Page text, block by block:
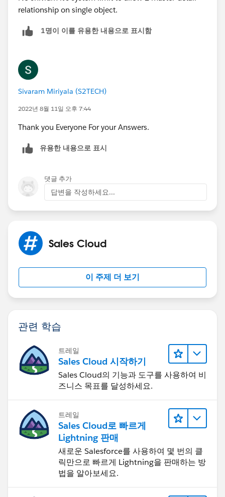
relationship on single object.
1명이 이를 유용한 내용으로 표시함
Sivaram Miriyala (S2TECH)
2022년 8월 11일 오후 7:44
Thank you Everyone For your Answers.
유용한 내용으로 표시
댓글 추가
답변을 작성하세요...
Sales Cloud
이 주제 더 보기
관련 학습
트레일
Sales Cloud 시작하기
Sales Cloud의 기능과 도구를 사용하여 비
즈니스 목표를 달성하세요.
트레일
Sales Cloud로 빠르게
Lightning 판매
새로운 Salesforce를 사용하여 몇 번의 클
릭만으로 빠르게 Lightning을 판매하는 방
법을 알아보세요.